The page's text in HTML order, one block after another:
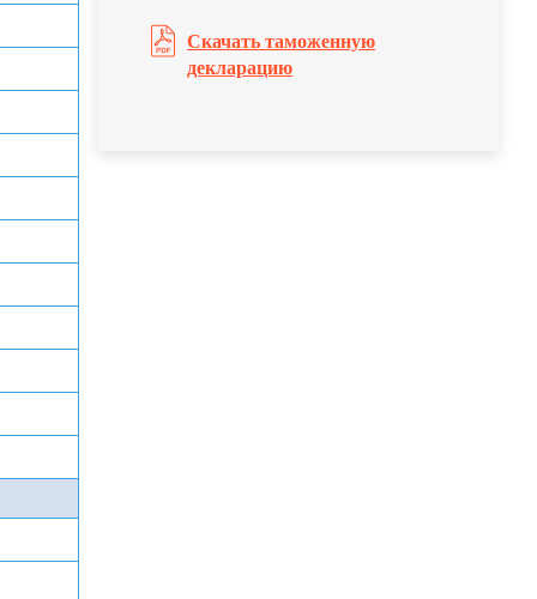
Скачать таможенную
декларацию